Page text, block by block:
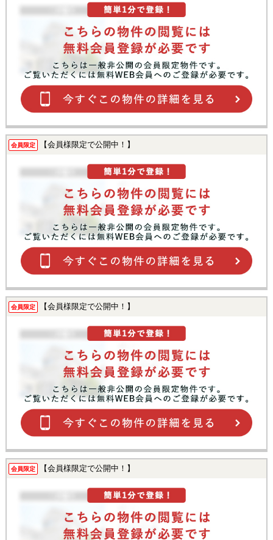
会員限定 【会員様限定で公開中！】
会員限定 【会員様限定で公開中！】
会員限定 【会員様限定で公開中！】